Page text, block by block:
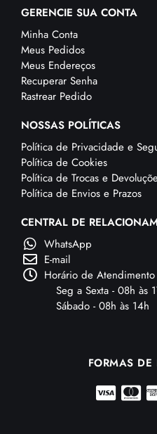
GERENCIE SUA CONTA
Minha Conta
Meus Pedidos
Meus Endereços
Recuperar Senha
Rastrear Pedido
NOSSAS POLÍTICAS
Política de Privacidade e
Política de Cookies
Política de Trocas e
Política de Envios e Prazos
CENTRAL DE
WhatsApp
E-mail
Horário de Atendimento
Seg a Sexta - 08h às
Sábado - 08h às 14h
FORMAS